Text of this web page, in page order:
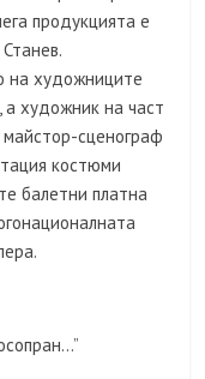
продукцията е
на художниците
а художник на част
сценограф
костюми
балетни платна